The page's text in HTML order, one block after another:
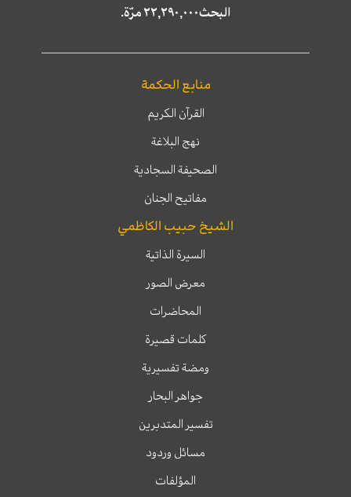
البحث٢٢,٢٩٠,٠٠٠ مرّة.
منابع الحكمة
القرآن الكريم
نهج البلاغة
الصحيفة السجادية
مفاتيح الجنان
الشيخ حبيب الكاظمي
السيرة الذاتية
معرض الصور
المحاضرات
كلمات قصيرة
ومضة تفسيرية
جواهر البحار
تفسير المتدبرين
مسائل وردود
المؤلفات